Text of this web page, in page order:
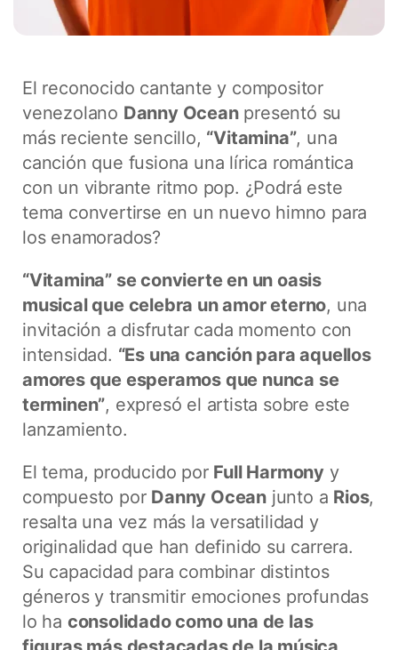
El reconocido cantante y compositor
venezolano Danny Oceanpresentó su
más reciente sencillo, “Vitamina”, una
canción que fusiona una lírica romántica
con un vibrante ritmo pop. ¿Podrá este
tema convertirse en un nuevo himno para
los enamorados?
“Vitamina” se convierte en un oasis
musical que celebra un amor eterno, una
invitación a disfrutar cada momento con
intensidad. “Es una canción para aquellos
amores que esperamos que nunca se
terminen”, expresó el artista sobre este
lanzamiento.
El tema, producido por Full Harmony y
compuesto por Danny Ocean junto a Rios,
resalta una vez más la versatilidad y
originalidad que han definido su carrera.
Su capacidad para combinar distintos
géneros y transmitir emociones profundas
lo ha consolidado como una de las